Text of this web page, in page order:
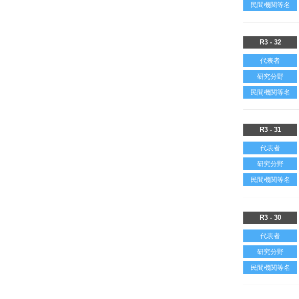
民間機関等名
R3 - 32
代表者
研究分野
民間機関等名
R3 - 31
代表者
研究分野
民間機関等名
R3 - 30
代表者
研究分野
民間機関等名